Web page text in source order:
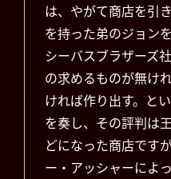
は、やがて商店を引
を持った弟のジョン
シーバスブラザーズ
の求めるものが無け
ければ作り出す。と
を奏し、その評判は
どになった商店です
ー・アッシャーによ